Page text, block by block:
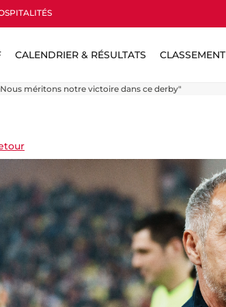
CALENDRIER & RÉSULTATS CLASSEMENT
méritons notre victoire dans ce derby"